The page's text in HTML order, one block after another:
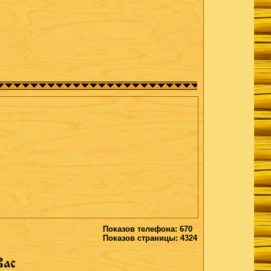
Показов телефона: 670
Показов страницы: 4324